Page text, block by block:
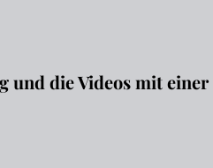
und die Videos mit